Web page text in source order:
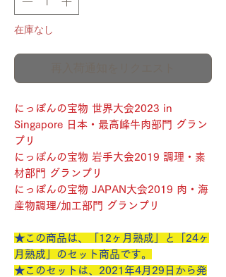
在庫なし
にっぽんの宝物 世界大会2023 in
Singapore 日本・最高峰牛肉部門 グラン
プリ
にっぽんの宝物 岩手大会2019 調理・素
材部門 グランプリ
にっぽんの宝物 JAPAN大会2019 肉・海
産物調理/加工部門 グランプリ
★この商品は、「12ヶ月熟成」と
「24ヶ
月熟成」のセット商品です。
★このセットは、2021年4月29日から発